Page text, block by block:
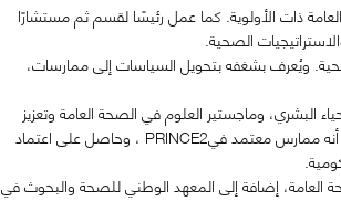
ذات الأولوية. كما عمل رئيسًا لقسم ثم مستشارًا
الصحية.
ويُعرف بشغفه بتحويل السياسات إلى ممارسات،
البشري، وماجستير العلوم في الصحة العامة وتعزيز
الصحة. وفي عام 2017، نال درجة ماجستير العلوم بامتياز في السياسات الصحية من إمبريال كوليدج لندن. كما أنه ممارس معتمد فيPRINCE2 ، وحاصل على اعتماد
إضافة إلى المعهد الوطني للصحة والبحوث في